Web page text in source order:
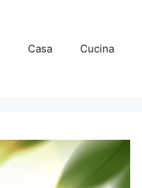
Casa Cucina